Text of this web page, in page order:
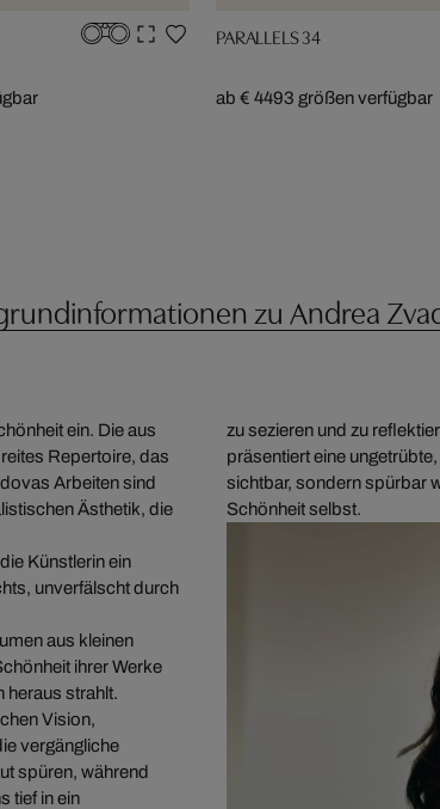
PARALLELS 34
ab € 4493 größen verfügbar
zu Andrea
ein. Die aus
Repertoire, das
Arbeiten sind
Ästhetik, die
Künstlerin ein
unverfälscht durch
aus kleinen
ihrer Werke
heraus strahlt.
Vision,
vergängliche
spüren, während
tief in ein
zu sezieren und zu
präsentiert eine
sichtbar, sondern spürbar
Schönheit selbst.